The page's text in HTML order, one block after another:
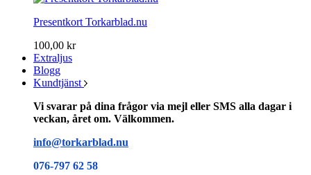
Presentkort Torkarblad.nu
100,00 kr
Extraljus
Blogg
Kundtjänst
Vi svarar på dina frågor via mejl eller SMS alla dagar i
veckan, året om. Välkommen.
info@torkarblad.nu
076-797 62 58